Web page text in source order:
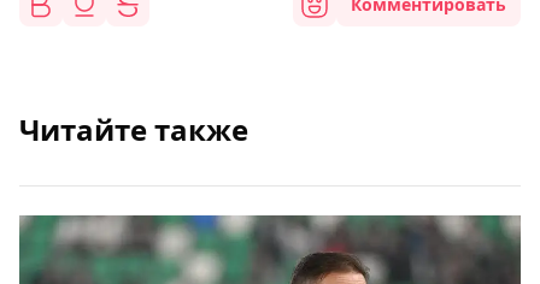
Читайте также